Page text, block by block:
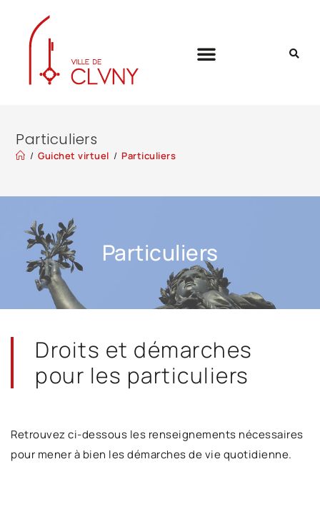
Particuliers
/ Guichet virtuel / Particuliers
Particuliers
Droits et démarches
pour les particuliers
Retrouvez ci-dessous les renseignements nécessaires
pour mener à bien les démarches de vie quotidienne.